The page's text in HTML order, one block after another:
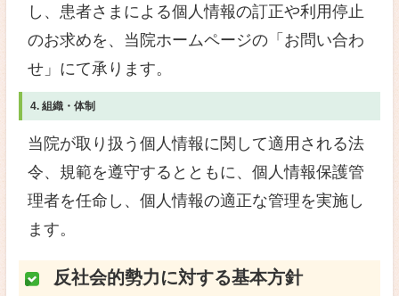
は、当該委託先につき厳正な調
上、秘密を保持させるために、
います。
2. 個人情報の管理について
当院は、個人情報を適正かつ安
す。